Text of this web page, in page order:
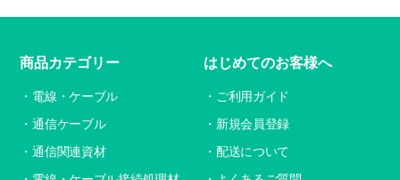
商品カテゴリー
電線・ケーブル
通信ケーブル
通信関連資材
はじめてのお客様へ
ご利用ガイド
新規会員登録
配送について